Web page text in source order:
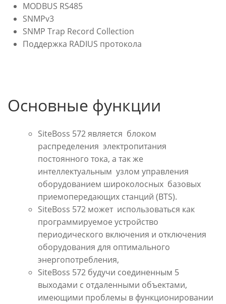
MODBUS RS485
SNMPv3
SNMP Trap Record Collection
Поддержка RADIUS протокола
Основные функции
SiteBoss 572 является блоком
распределения электропитания
постоянного тока, а так же
интеллектуальным узлом управления
оборудованием широколосных базовых
приемопередающих станций (BTS).
SiteBoss 572 может использоваться как
программируемое устройство
периодического включения и отключения
оборудования для оптимального
энергопотребления,
SiteBoss 572 будучи соединенным 5
выходами с отдаленными объектами,
имеющими проблемы в функционировании